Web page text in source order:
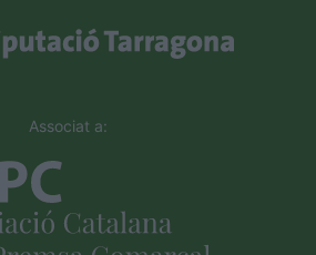
Associat a: